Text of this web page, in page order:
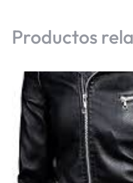
Productos